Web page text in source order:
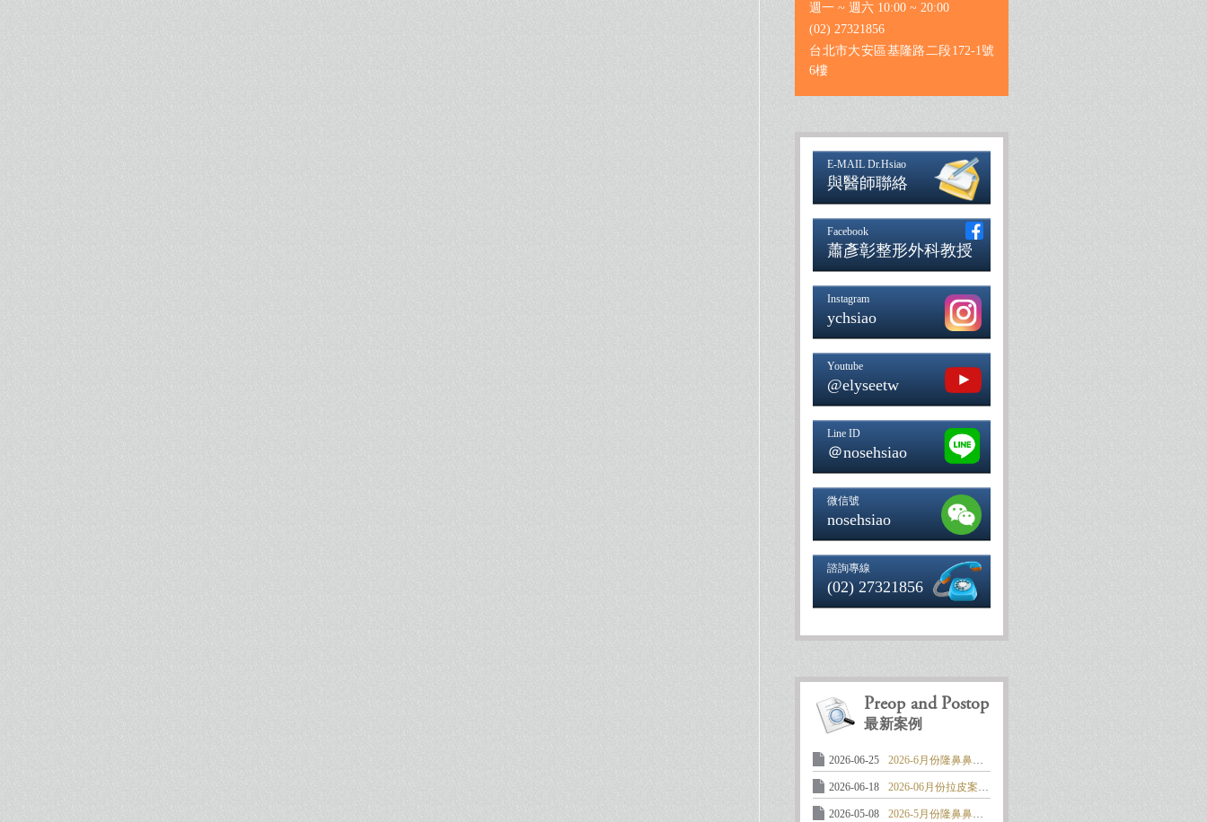
週一 ~ 週六 10:00 ~ 20:00
(02) 27321856
台北市大安區基隆路二段172-1號
6樓
E-MAIL Dr.Hsiao
與醫師聯絡
Facebook
蕭彥彰整形外科教授
Instagram
ychsiao
Youtube
@elyseetw
Line ID
＠nosehsiao
微信號
nosehsiao
諮詢專線
(02) 27321856
Preop and Postop
最新案例
2026-06-25 2026-6月份隆鼻鼻整形案例: 馬鞍形 ..
2026-06-18 2026-06月份拉皮案例:中下臉及頸部 ..
2026-05-08 2026-5月份隆鼻鼻整形案例: 嚴重攣 ..